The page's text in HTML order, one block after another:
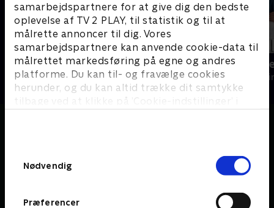
samarbejdspartnere for at give dig den bedste
oplevelse af TV 2 PLAY, til statistik og til at
målrette annoncer til dig. Vores
samarbejdspartnere kan anvende cookie-data til
målrettet markedsføring på egne og andres
platforme. Du kan til- og fravælge cookies
herunder, og du kan altid trække dit samtykke
tilbage ved at klikke på ’Cookie-indstillinger’ i
Nødvendig
Præferencer
Velkommen hjem til mord
Krimi & Spænding • 1 sæsoner
Mord i
Krimi &